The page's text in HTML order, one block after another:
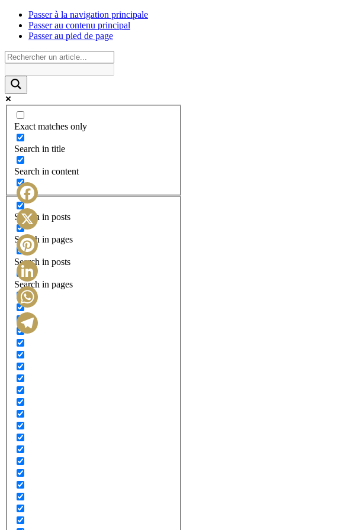
Passer à la navigation principale
Passer au contenu principal
Passer au pied de page
Exact matches only
Search in title
Search in content
Search in posts
Search in pages
Search in posts
Search in pages
Facebook
X
Pinterest
LinkedIn
WhatsApp
Telegram